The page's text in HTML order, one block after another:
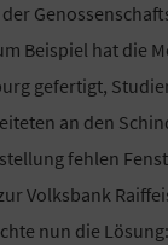
Beispiel hat die
gefertigt,
an den
fehlen
Volksbank
nun die